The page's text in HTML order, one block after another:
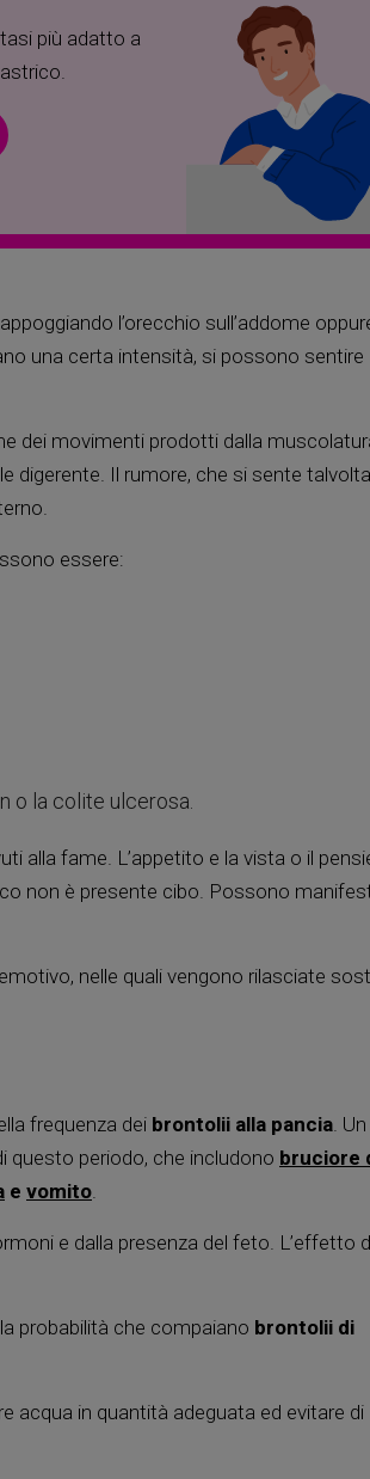
più adatto a
l’orecchio sull’addome
una certa intensità, si possono sentire
dei movimenti prodotti dalla
digerente. Il rumore, che si sente talvolta
essere:
o la colite ulcerosa.
alla fame. L’appetito e la vista o il
non è presente cibo. Possono
nelle quali vengono rilasciate
frequenza dei brontolii alla pancia . Un
questo periodo, che includono bruciore
e vomito
e dalla presenza del feto. L’effetto
probabilità che compaiano brontolii di
acqua in quantità adeguata ed evitare di